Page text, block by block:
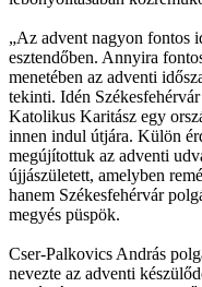
„Az advent nagyon fontos
esztendőben. Annyira
menetében az adventi
tekinti. Idén
Katolikus Karitász egy
innen indul útjára. Külön
megújítottuk az adventi
újjászületett, amelyben
hanem Székesfehérvár
megyés püspök.
Cser-Palkovics András
nevezte az adventi